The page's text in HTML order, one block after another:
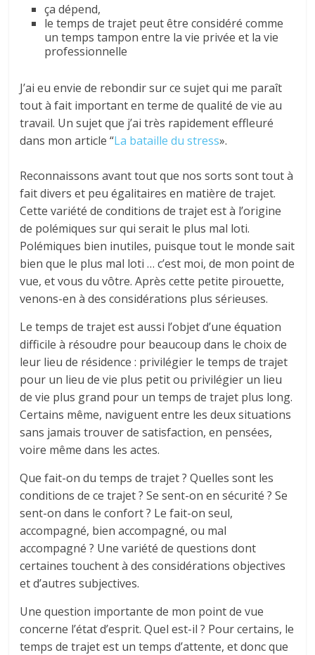
ça dépend,
le temps de trajet peut être considéré comme
un temps tampon entre la vie privée et la vie
professionnelle
J’ai eu envie de rebondir sur ce sujet qui me paraît
tout à fait important en terme de qualité de vie au
travail. Un sujet que j’ai très rapidement effleuré
dans mon article “La bataille du stress».
Reconnaissons avant tout que nos sorts sont tout à
fait divers et peu égalitaires en matière de trajet.
Cette variété de conditions de trajet est à l’origine
de polémiques sur qui serait le plus mal loti.
Polémiques bien inutiles, puisque tout le monde sait
bien que le plus mal loti … c’est moi, de mon point de
vue, et vous du vôtre. Après cette petite pirouette,
venons-en à des considérations plus sérieuses.
Le temps de trajet est aussi l’objet d’une équation
difficile à résoudre pour beaucoup dans le choix de
leur lieu de résidence : privilégier le temps de trajet
pour un lieu de vie plus petit ou privilégier un lieu
de vie plus grand pour un temps de trajet plus long.
Certains même, naviguent entre les deux situations
sans jamais trouver de satisfaction, en pensées,
voire même dans les actes.
Que fait-on du temps de trajet ? Quelles sont les
conditions de ce trajet ? Se sent-on en sécurité ? Se
sent-on dans le confort ? Le fait-on seul,
accompagné, bien accompagné, ou mal
accompagné ? Une variété de questions dont
certaines touchent à des considérations objectives
et d’autres subjectives.
Une question importante de mon point de vue
concerne l’état d’esprit. Quel est-il ? Pour certains, le
temps de trajet est un temps d’attente, et donc que